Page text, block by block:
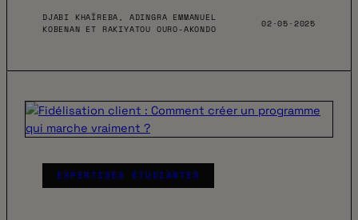
DJABI KHAÏREBA, ADINGRA EMMANUEL
KOBENAN ET RAKIYATOU OURO-AKONDO
02·05·2025
EXPERTISES ÉTUDIANTES